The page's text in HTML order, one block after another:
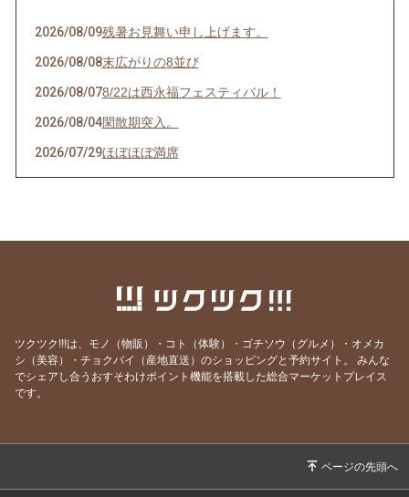
2026/08/09残暑お見舞い申し上げます。
2026/08/08末広がりの8並び
2026/08/078/22は西永福フェスティバル！
2026/08/04閑散期突入。
2026/07/29ほぼほぼ満席
2026/07/28その日のために頑張れる。
2026/07/23うなぎを食べてエネルギーチャージ！
サッカーワールドカップ 決勝戦 観戦会 開
2026/07/18 生きて行けるかしら。
2026/07/17 ご要望にお応えして。
2026/07/13神のお告げ
ツクツク!!!は、モノ（物販）・コト（体験）・ゴチソウ（グルメ）・オメカ
シ（美容）・チョクバイ（産地直送）のショッピングと予約サイト。
みんな
でシェアし合うおすそわけポイント機能を搭載した総合マーケットプレイス
です。